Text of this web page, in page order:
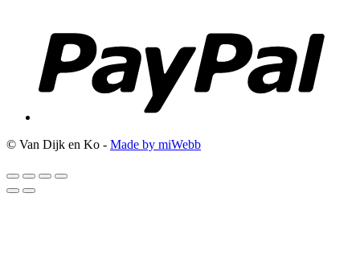
© Van Dijk en Ko - Made by miWebb